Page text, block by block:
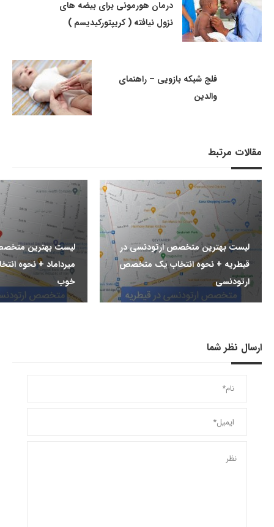
درمان هورمونی برای بیضه های
نزول نیافته ( کریپتورکیدیسم )
فلج شبکه بازویی – راهنمای
والدین
مقالات مرتبط
لیست بهترین متخصص ارتودنسی در
قیطریه + نحوه انتخاب یک متخصص
ارتودنسی
لیست بهترین
میرداماد + نحوه
خوب
ارسال نظر شما